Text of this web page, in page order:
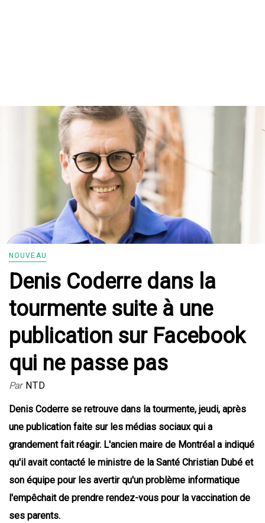
NOUVEAU
Denis Coderre dans la
tourmente suite à une
publication sur Facebook
qui ne passe pas
Par NTD
Denis Coderre se retrouve dans la tourmente, jeudi, après
une publication faite sur les médias sociaux qui a
grandement fait réagir. L'ancien maire de Montréal a indiqué
qu'il avait contacté le ministre de la Santé Christian Dubé et
son équipe pour les avertir qu'un problème informatique
l'empêchait de prendre rendez-vous pour la vaccination de
ses parents.